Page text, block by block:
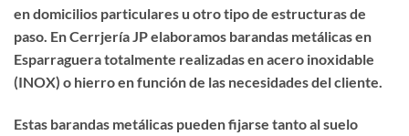
en domicilios particulares u otro tipo de estructuras de
paso. En Cerrjería JP elaboramos barandas metálicasen
Esparraguera totalmente realizadas en acero inoxidable
(INOX) o hierro en función de las necesidades del cliente.
Estas barandas metálicas pueden fijarse tanto al suelo